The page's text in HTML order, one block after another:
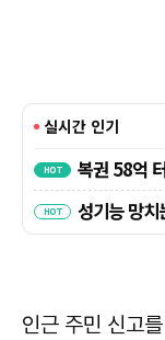
인근 주민 신고